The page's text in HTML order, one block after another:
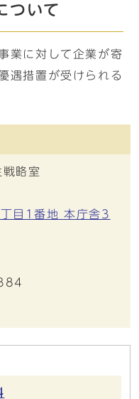
ついて
業に対して企業が寄
遇措置が受けられる
略室
目1番地 本庁舎3